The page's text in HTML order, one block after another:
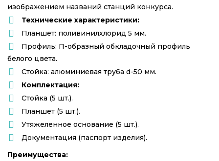
изображением названий станций конкурса.
Технические характеристики:
Планшет: поливинилхлорид 5 мм.
Профиль: П-образный обкладочный профиль
белого цвета.
Стойка: алюминиевая труба d-50 мм.
Комплектация:
Стойка (5 шт.).
Планшет (5 шт.).
Утяжеленное основание (5 шт.).
Документация (паспорт изделия).
Преимущества: